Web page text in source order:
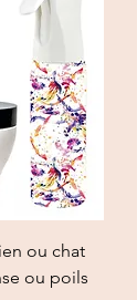
ou chat
ou poils